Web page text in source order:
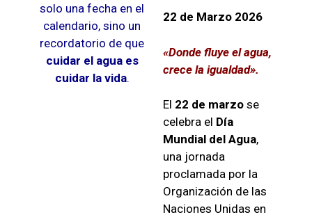
solo una fecha en el
calendario, sino un
recordatorio de que
cuidar el agua es
cuidar la vida.
22 de Marzo 2026
«Donde fluye el agua,
crece la igualdad».
El 22 de marzo se
celebra el Día
Mundial del Agua,
una jornada
proclamada por la
Organización de las
Naciones Unidas en